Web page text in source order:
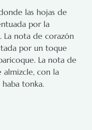
las hojas de
por la
La nota de corazón
por un toque
La nota de
con la
tonka.